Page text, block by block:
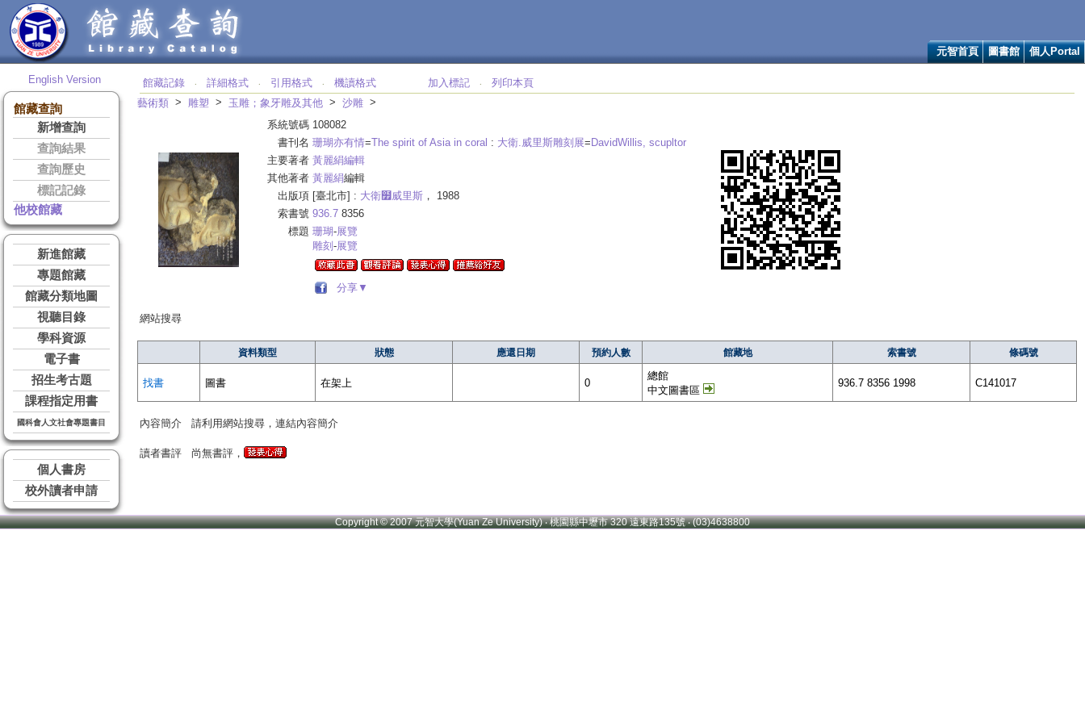
元智首頁 圖書館 個人Portal
English Version
館藏查詢
新增查詢
查詢結果
查詢歷史
標記記錄
他校館藏
新進館藏
專題館藏
館藏分類地圖
視聽目錄
學科資源
電子書
招生考古題
課程指定用書
國科會人文社會專題書目
個人書房
校外讀者申請
館藏記錄 ‧ 詳細格式 ‧ 引用格式 ‧ 機讀格式 加入標記 ‧
列印本頁
藝術類 > 雕塑 > 玉雕；象牙雕及其他 > 沙雕 >
系統號碼 108082
書刊名 珊瑚亦有情=The spirit of Asia in coral : 大衛.威里斯雕刻展= DavidWillis, scupltor
主要著者 黃麗絹編輯
其他著者 黃麗絹編輯
出版項 [臺北市] : 大衛໿威里斯 ， 1988
索書號 936.7 8356
標題 珊瑚-展覽
雕刻 -展覽
分享▼
網站搜尋
資料類型 狀態 應還日期 預約人數 館藏地 索書號 條碼號
找書 圖書 在架上 0
總館
中文圖書區
936.7 8356 1998 C141017
內容簡介 請利用網站搜尋，連結內容簡介
讀者書評 尚無書評，
Copyright © 2007 元智大學(Yuan Ze University) ‧ 桃園縣中壢市 320 遠東路135號 ‧ (03)4638800